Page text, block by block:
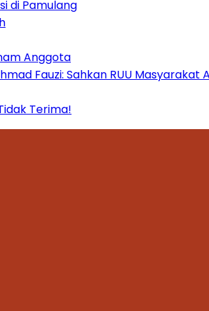
di Pamulang
Anggota
Fauzi: Sahkan RUU Masyarakat
Terima!